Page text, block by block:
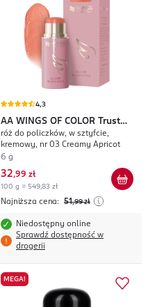
4,3
AA WINGS OF COLOR Trust
Your Wings Allure
róż do policzków, w sztyfcie,
kremowy, nr 03 Creamy Apricot
6 g
32,99 zł
100 g = 549,83 zł
Najniższa cena: 51,99 zł
Niedostępny online
Sprawdź dostępność w
drogerii
MEGA!